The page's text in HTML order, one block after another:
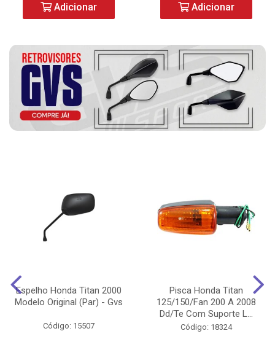
Adicionar Adicionar
Espelho Honda Titan 2000
Modelo Original (Par) - Gvs
Código: 15507
Pisca Honda Titan
125/150/Fan 200 A 2008
Dd/Te Com Suporte L...
Código: 18324